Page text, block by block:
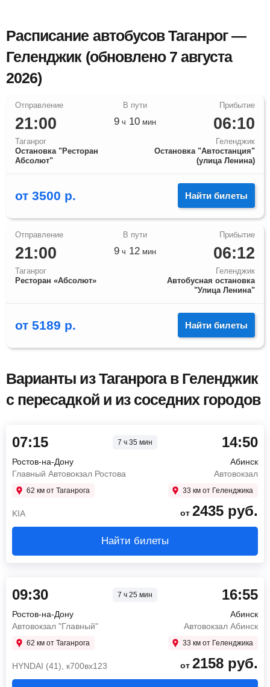
Расписание автобусов Таганрог —
Геленджик (обновлено 7 августа
2026)
21:00
Таганрог
Остановка "Ресторан
Абсолют"
06:10
Геленджик
Остановка "Автостанция"
(улица Ленина)
9 ч 10 мин
от 3500 р. Найти билеты
21:00
Таганрог
Ресторан «Абсолют»
06:12
Геленджик
Автобусная остановка
"Улица Ленина"
9 ч 12 мин
от 5189 р. Найти билеты
Варианты из Таганрога в Геленджик
с пересадкой и из соседних городов
07:15 7 ч 35 мин
Ростов-на-Дону
Главный Автовокзал Ростова
62 км от Таганрога
14:50
Абинск
Автовокзал
33 км от Геленджика
KIA от 2435 руб.
Найти билеты
09:30 7 ч 25 мин
Ростов-на-Дону
Автовокзал "Главный"
62 км от Таганрога
16:55
Абинск
Автовокзал Абинск
33 км от Геленджика
HYNDAI (41), к700вх123 от 2158 руб.